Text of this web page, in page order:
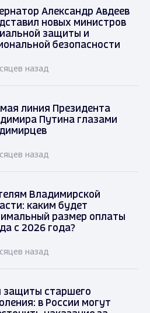
Александр Авдеев
новых министров
защиты и
безопасности
назад
линия Президента
Путина глазами
назад
Владимирской
каким будет
размер оплаты
с 2026 года?
назад
защиты старшего
в России могут